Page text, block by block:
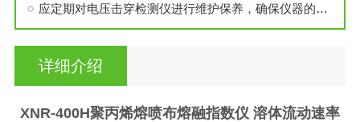
应定期对电压击穿检测仪进行维护保养，确保仪器的性能稳定可靠
详细介绍
XNR-400H聚丙烯熔喷布熔融指数仪 溶体流动速率